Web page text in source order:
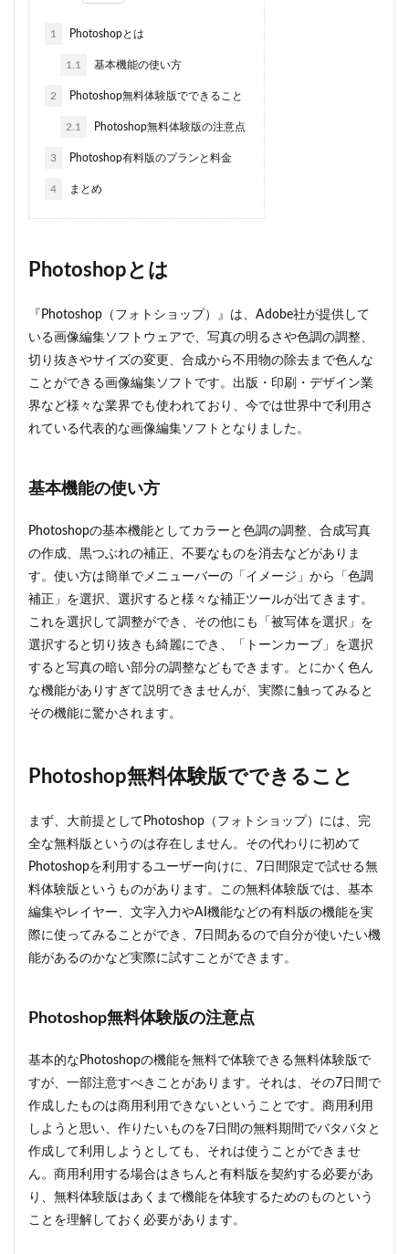
1 Photoshopとは
1.1 基本機能の使い方
2 Photoshop無料体験版でできること
2.1 Photoshop無料体験版の注意点
3 Photoshop有料版のプランと料金
4 まとめ
Photoshopとは
『Photoshop（フォトショップ）』は、Adobe社が提供して
いる画像編集ソフトウェアで、写真の明るさや色調の調整、
切り抜きやサイズの変更、合成から不用物の除去まで色んな
ことができる画像編集ソフトです。出版・印刷・デザイン業
界など様々な業界でも使われており、今では世界中で利用さ
れている代表的な画像編集ソフトとなりました。
基本機能の使い方
Photoshopの基本機能としてカラーと色調の調整、合成写真
の作成、黒つぶれの補正、不要なものを消去などがありま
す。使い方は簡単でメニューバーの「イメージ」から「色調
補正」を選択、選択すると様々な補正ツールが出てきます。
これを選択して調整ができ、その他にも「被写体を選択」を
選択すると切り抜きも綺麗にでき、「トーンカーブ」を選択
すると写真の暗い部分の調整などもできます。とにかく色ん
な機能がありすぎて説明できませんが、実際に触ってみると
その機能に驚かされます。
Photoshop無料体験版でできること
まず、大前提としてPhotoshop（フォトショップ）には、完
全な無料版というのは存在しません。その代わりに初めて
Photoshopを利用するユーザー向けに、7日間限定で試せる無
料体験版というものがあります。この無料体験版では、基本
編集やレイヤー、文字入力やAI機能などの有料版の機能を実
際に使ってみることができ、7日間あるので自分が使いたい機
能があるのかなど実際に試すことができます。
Photoshop無料体験版の注意点
基本的なPhotoshopの機能を無料で体験できる無料体験版で
すが、一部注意すべきことがあります。それは、その7日間で
作成したものは商用利用できないということです。商用利用
しようと思い、作りたいものを7日間の無料期間でバタバタと
作成して利用しようとしても、それは使うことができませ
ん。商用利用する場合はきちんと有料版を契約する必要があ
り、無料体験版はあくまで機能を体験するためのものという
ことを理解しておく必要があります。